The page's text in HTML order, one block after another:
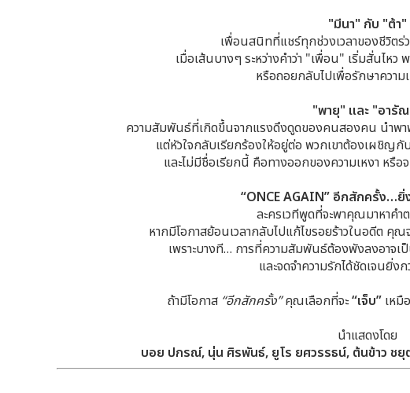
"มีนา" กับ "ต้า"
เพื่อนสนิทที่แชร์ทุกช่วงเวลาของชีวิต
เมื่อเส้นบางๆ ระหว่างคำว่า "เพื่อน" เริ่มสั่นไหว
หรือถอยกลับไปเพื่อรักษาความ
"พายุ" และ "อารั
ความสัมพันธ์ที่เกิดขึ้นจากแรงดึงดูดของคนสองคน นำพ
แต่หัวใจกลับเรียกร้องให้อยู่ต่อ พวกเขาต้องเผชิญกั
และไม่มีชื่อเรียกนี้ คือทางออกของความเหงา หรือ
“ONCE AGAIN” อีกสักครั้ง…ยิ่
ละครเวทีพูดที่จะพาคุณมาหาคำ
หากมีโอกาสย้อนเวลากลับไปแก้ไขรอยร้าวในอดีต คุณ
เพราะบางที… การที่ความสัมพันธ์ต้องพังลงอาจเ
และจดจำความรักได้ชัดเจนยิ่ง
ถ้ามีโอกาส “อีกสักครั้ง”คุณเลือกที่จะ“เจ็บ” เหมื
นำแสดงโดย
บอย ปกรณ์, นุ่น ศิรพันธ์, ยูโร ยศวรรธน์, ต้นข้าว ชยุ